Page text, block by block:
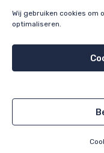
Wij gebruiken cookies om
optimaliseren.
examentraining.
All rights reserved